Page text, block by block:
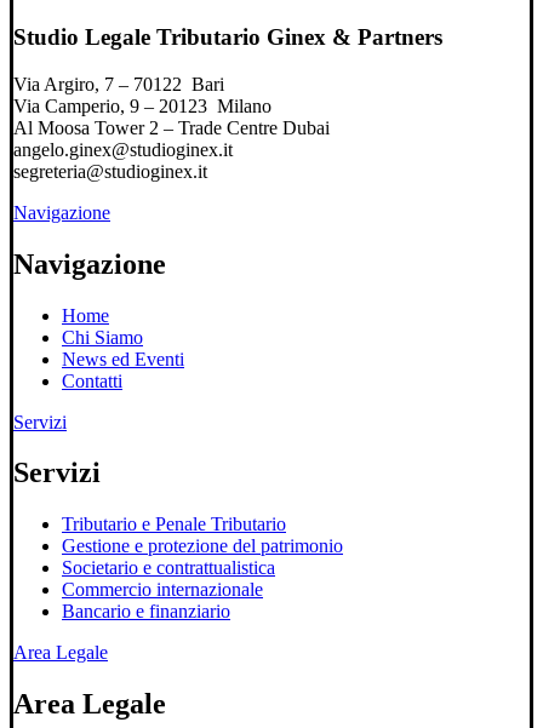
Studio Legale Tributario Ginex & Partners
Via Argiro, 7 – 70122 Bari
Via Camperio, 9 – 20123 Milano
Al Moosa Tower 2 – Trade Centre Dubai
angelo.ginex@studioginex.it
segreteria@studioginex.it
Navigazione
Navigazione
Home
Chi Siamo
News ed Eventi
Contatti
Servizi
Servizi
Tributario e Penale Tributario
Gestione e protezione del patrimonio
Societario e contrattualistica
Commercio internazionale
Bancario e finanziario
Area Legale
Area Legale